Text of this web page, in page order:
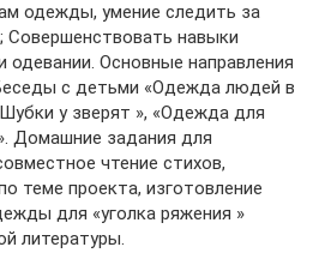
одежды, умение следить за
навыки
одевании. Основные направления
с детьми «Одежда людей в
у зверят », «Одежда для
Домашние задания для
чтение стихов,
теме проекта, изготовление
для «уголка ряжения »
литературы.